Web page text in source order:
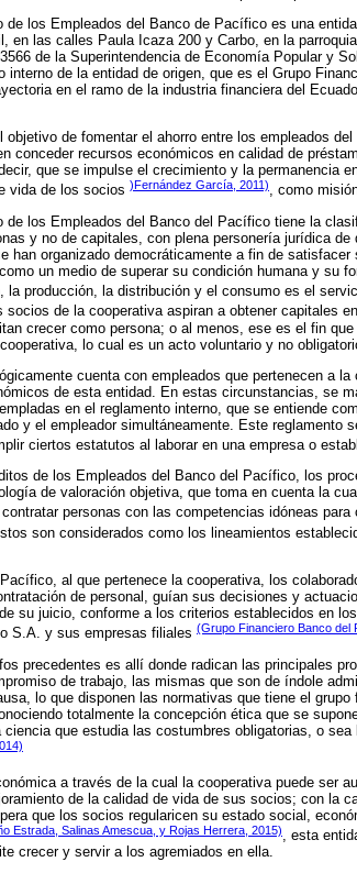
de los Empleados del Banco de Pacífico es una
en las calles Paula Icaza 200 y Carbo, en la
de la Superintendencia de Economía Popular y
interno de la entidad de origen, que es el Grupo
en el ramo de la industria financiera del
objetivo de fomentar el ahorro entre los empleados
conceder recursos económicos en calidad de
que se impulse el crecimiento y la permanencia
vida de los socios )Fernández García, 2011), como
de los Empleados del Banco del Pacífico tiene la
y no de capitales, con plena personería jurídica de
han organizado democráticamente a fin de
un medio de superar su condición humana y su
la producción, la distribución y el consumo es el
de la cooperativa aspiran a obtener capitales
crecer como persona; o al menos, ese es el fin
lo cual es un acto voluntario y no
cuenta con empleados que pertenecen a
de esta entidad. En estas circunstancias, se
en el reglamento interno, que se entiende
y el empleador simultáneamente. Este reglamento
ciertos estatutos al laborar en una empresa o
de los Empleados del Banco del Pacífico, los
de valoración objetiva, que toma en cuenta la
personas con las competencias idóneas para
son considerados como los lineamientos
al que pertenece la cooperativa, los
de personal, guían sus decisiones y
su juicio, conforme a los criterios establecidos en
S.A. y sus empresas filiales (Grupo Financiero Banco del
precedentes es allí donde radican las principales
de trabajo, las mismas que son de índole
lo que disponen las normativas que tiene el
totalmente la concepción ética que se
que estudia las costumbres obligatorias, o
a través de la cual la cooperativa puede ser
de la calidad de vida de sus socios; con la
que los socios regularicen su estado social,
Estrada, Salinas Amescua, y Rojas Herrera, 2015)
, esta
crecer y servir a los agremiados en ella.